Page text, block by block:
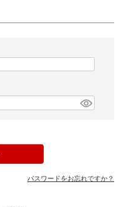
パスワードをお忘れですか？